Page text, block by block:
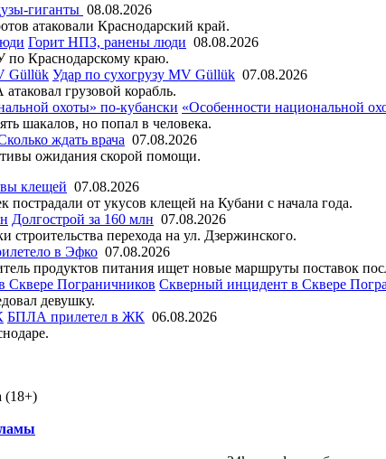
гиганты 08.08.2026
атаковали Краснодарский край.
Горит НПЗ, ранены люди 08.08.2026
по Краснодарскому краю.
Удар по сухогрузу MV Güllük 07.08.2026
грузовой корабль.
«Особенности национальной
шакалов, но попал в человека.
ждать врача 07.08.2026
ожидания скорой помощи.
клещей 07.08.2026
пострадали от укусов клещей на Кубани с начала года.
Долгострой за 160 млн 07.08.2026
строительства перехода на ул. Дзержинского.
в Эфко 07.08.2026
продуктов питания ищет новые маршруты поставок
Скверный инцидент в Сквере
девушку.
БПЛА прилетел в ЖК 06.08.2026
(18+)